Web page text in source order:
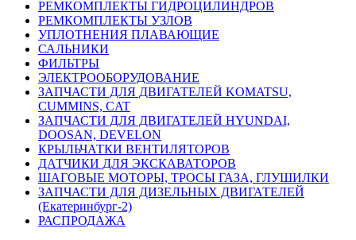
РЕМКОМПЛЕКТЫ ГИДРОЦИЛИНДРОВ
РЕМКОМПЛЕКТЫ УЗЛОВ
УПЛОТНЕНИЯ ПЛАВАЮЩИЕ
САЛЬНИКИ
ФИЛЬТРЫ
ЭЛЕКТРООБОРУДОВАНИЕ
ЗАПЧАСТИ ДЛЯ ДВИГАТЕЛЕЙ KOMATSU,
CUMMINS, CAT
ЗАПЧАСТИ ДЛЯ ДВИГАТЕЛЕЙ HYUNDAI,
DOOSAN, DEVELON
КРЫЛЬЧАТКИ ВЕНТИЛЯТОРОВ
ДАТЧИКИ ДЛЯ ЭКСКАВАТОРОВ
ШАГОВЫЕ МОТОРЫ, ТРОСЫ ГАЗА, ГЛУШИЛКИ
ЗАПЧАСТИ ДЛЯ ДИЗЕЛЬНЫХ ДВИГАТЕЛЕЙ
(Екатеринбург-2)
РАСПРОДАЖА